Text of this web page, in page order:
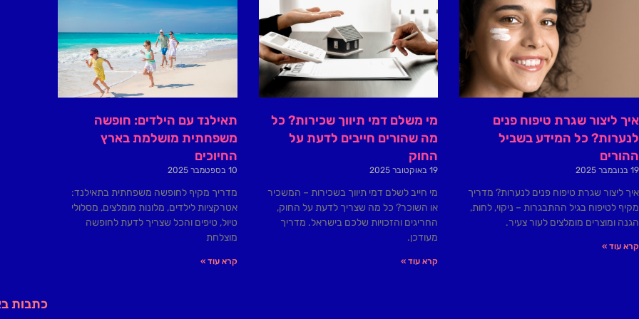
איך ליצור שגרת טיפוח פנים
לנערות? כל המידע בשביל
ההורים
19 בנובמבר 2025
איך ליצור שגרת טיפוח פנים לנערות? מדריך
מקיף לטיפוח בגיל ההתבגרות – ניקוי, לחות,
הגנה ומוצרים מומלצים לעור צעיר.
קרא עוד »
מי משלם דמי תיווך שכירות? כל
מה שהורים חייבים לדעת על
החוק
19 באוקטובר 2025
מי חייב לשלם דמי תיווך בשכירות – המשכיר
או השוכר? כל מה שצריך לדעת על החוק,
החריגים והזכויות שלכם בישראל. מדריך
מעודכן.
קרא עוד »
תאילנד עם הילדים: חופשה
משפחתית מושלמת בארץ
החיוכים
10 בספטמבר 2025
מדריך מקיף לחופשה משפחתית בתאילנד:
אטרקציות לילדים, מלונות מומלצים, מסלולי
טיול, טיפים והכל שצריך לדעת לחופשה
מוצלחת
קרא עוד »
כתבות